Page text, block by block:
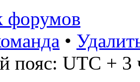
форумов
•
пояс: UTC + 3